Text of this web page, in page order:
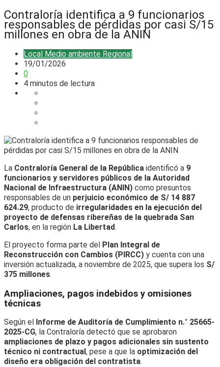
Contraloría identifica a 9 funcionarios
responsables de pérdidas por casi S/15
millones en obra de la ANIN
Local Medio ambiente Regional
19/01/2026
0
4 minutos de lectura
La Contraloría General de la República identificó a 9
funcionarios y servidores públicos de la Autoridad
Nacional de Infraestructura (ANIN) como presuntos
responsables de un perjuicio económico de S/ 14 887
624.29, producto de irregularidades en la ejecución del
proyecto de defensas ribereñas de la quebrada San
Carlos, en la región La Libertad.
El proyecto forma parte del Plan Integral de
Reconstrucción con Cambios (PIRCC) y cuenta con una
inversión actualizada, a noviembre de 2025, que supera los S/
375 millones.
Ampliaciones, pagos indebidos y omisiones
técnicas
Según el
Informe de Auditoría de Cumplimiento n.° 25665-
2025-CG, la Contraloría detectó que se aprobaron
ampliaciones de plazo y pagos adicionales sin sustento
técnico ni contractual , pese a que la optimización del
diseño era obligación del contratista.